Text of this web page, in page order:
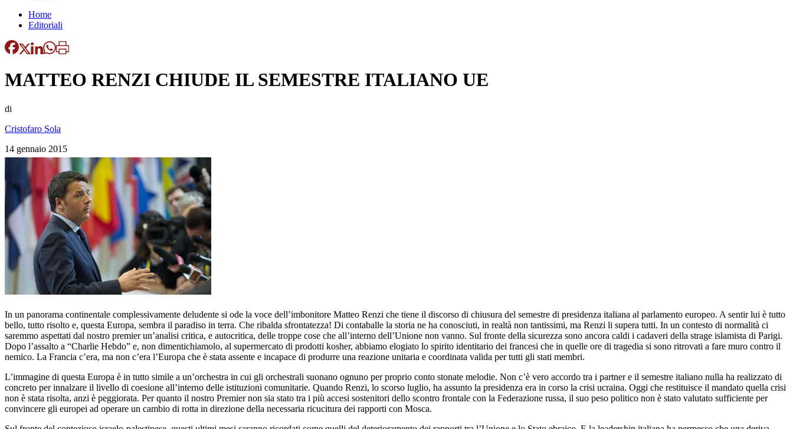
Home
Editoriali
MATTEO RENZI CHIUDE IL SEMESTRE ITALIANO UE
di
Cristofaro Sola
14 gennaio 2015
In un panorama continentale complessivamente deludente si ode la voce dell’imbonitore Matteo Renzi che tiene il discorso di chiusura del semestre di presidenza italiana al parlamento europeo. A sentir lui è tutto
bello, tutto risolto e, questa Europa, sembra il paradiso in terra. Che ribalda sfrontatezza! Di contaballe la storia ne ha conosciuti, in realtà non tantissimi, ma Renzi li supera tutti. In un contesto di normalità ci
saremmo aspettati dal nostro premier un’analisi critica, e autocritica, delle troppe cose che all’interno dell’Unione non vanno. Sul fronte della sicurezza sono ancora caldi i cadaveri della strage islamista di Parigi.
Dopo l’assalto a “Charlie Hebdo” e, non dimentichiamolo, al supermercato di prodotti kosher, abbiamo elogiato lo spirito identitario dei francesi che in quelle ore di tragedia si sono ritrovati a fare muro contro il
nemico. La Francia c’era, ma non c’era l’Europa che è stata assente e incapace di produrre una reazione unitaria e coordinata valida per tutti gli stati membri.
L’immagine di questa Europa è in tutto simile a un’orchestra in cui gli orchestrali suonano ognuno per proprio conto stonate melodie. Non c’è vero accordo tra i partner e il semestre italiano nulla ha realizzato di
concreto per innalzare il livello di coesione all’interno delle istituzioni comunitarie. Quando Renzi, lo scorso luglio, ha assunto la presidenza era in corso la crisi ucraina. Oggi che restituisce il mandato quella crisi
non è stata risolta, anzi è peggiorata. Per quanto il nostro Premier non sia stato tra i più accesi sostenitori dello scontro frontale con la Federazione russa, il suo peso politico non è stato valutato sufficiente per
convincere gli europei ad operare un cambio di rotta in direzione della necessaria ricucitura dei rapporti con Mosca.